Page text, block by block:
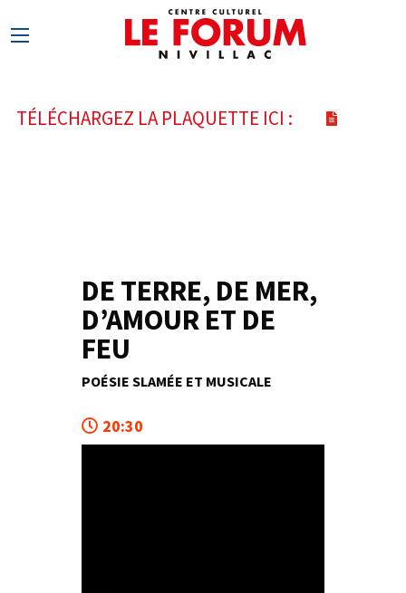
TÉLÉCHARGEZ LA PLAQUETTE ICI :
14
FÉV
DE TERRE, DE MER,
D’AMOUR ET DE
FEU
POÉSIE SLAMÉE ET MUSICALE
20:30